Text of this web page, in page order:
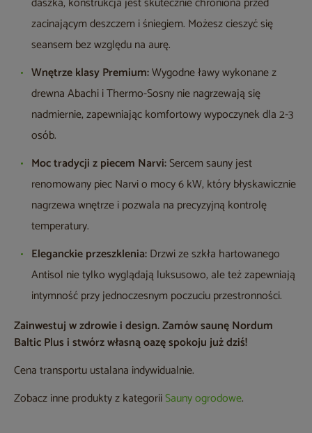
zacinającym deszczem i śniegiem. Możesz cieszyć się
seansem bez względu na aurę.
Wnętrze klasy Premium:Wygodne ławy wykonane z
drewna Abachi i Thermo-Sosny nie nagrzewają się
nadmiernie, zapewniając komfortowy wypoczynek dla 2-3
osób.
Moc tradycji z piecem Narvi:Sercem sauny jest
renomowany piec Narvi o mocy 6 kW, który błyskawicznie
nagrzewa wnętrze i pozwala na precyzyjną kontrolę
temperatury.
Eleganckie przeszklenia:Drzwi ze szkła hartowanego
Antisol nie tylko wyglądają luksusowo, ale też zapewniają
intymność przy jednoczesnym poczuciu przestronności.
Zainwestuj w zdrowie i design. Zamów saunę Nordum
Baltic Plus i stwórz własną oazę spokoju już dziś!
Cena transportu ustalana indywidualnie.
Zobacz inne produkty z kategoriiSauny ogrodowe.